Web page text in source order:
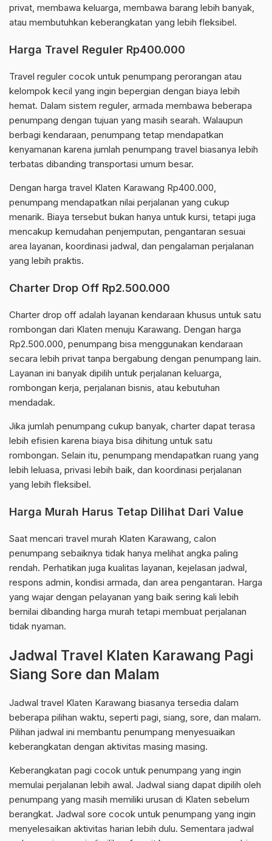
privat, membawa keluarga, membawa barang lebih banyak,
atau membutuhkan keberangkatan yang lebih fleksibel.
Harga Travel Reguler Rp400.000
Travel reguler cocok untuk penumpang perorangan atau
kelompok kecil yang ingin bepergian dengan biaya lebih
hemat. Dalam sistem reguler, armada membawa beberapa
penumpang dengan tujuan yang masih searah. Walaupun
berbagi kendaraan, penumpang tetap mendapatkan
kenyamanan karena jumlah penumpang travel biasanya lebih
terbatas dibanding transportasi umum besar.
Dengan harga travel Klaten Karawang Rp400.000,
penumpang mendapatkan nilai perjalanan yang cukup
menarik. Biaya tersebut bukan hanya untuk kursi, tetapi juga
mencakup kemudahan penjemputan, pengantaran sesuai
area layanan, koordinasi jadwal, dan pengalaman perjalanan
yang lebih praktis.
Charter Drop Off Rp2.500.000
Charter drop off adalah layanan kendaraan khusus untuk satu
rombongan dari Klaten menuju Karawang. Dengan harga
Rp2.500.000, penumpang bisa menggunakan kendaraan
secara lebih privat tanpa bergabung dengan penumpang lain.
Layanan ini banyak dipilih untuk perjalanan keluarga,
rombongan kerja, perjalanan bisnis, atau kebutuhan
mendadak.
Jika jumlah penumpang cukup banyak, charter dapat terasa
lebih efisien karena biaya bisa dihitung untuk satu
rombongan. Selain itu, penumpang mendapatkan ruang yang
lebih leluasa, privasi lebih baik, dan koordinasi perjalanan
yang lebih fleksibel.
Harga Murah Harus Tetap Dilihat Dari Value
Saat mencari travel murah Klaten Karawang, calon
penumpang sebaiknya tidak hanya melihat angka paling
rendah. Perhatikan juga kualitas layanan, kejelasan jadwal,
respons admin, kondisi armada, dan area pengantaran. Harga
yang wajar dengan pelayanan yang baik sering kali lebih
bernilai dibanding harga murah tetapi membuat perjalanan
tidak nyaman.
Jadwal Travel Klaten Karawang Pagi
Siang Sore dan Malam
Jadwal travel Klaten Karawang biasanya tersedia dalam
beberapa pilihan waktu, seperti pagi, siang, sore, dan malam.
Pilihan jadwal ini membantu penumpang menyesuaikan
keberangkatan dengan aktivitas masing masing.
Keberangkatan pagi cocok untuk penumpang yang ingin
memulai perjalanan lebih awal. Jadwal siang dapat dipilih oleh
penumpang yang masih memiliki urusan di Klaten sebelum
berangkat. Jadwal sore cocok untuk penumpang yang ingin
menyelesaikan aktivitas harian lebih dulu. Sementara jadwal